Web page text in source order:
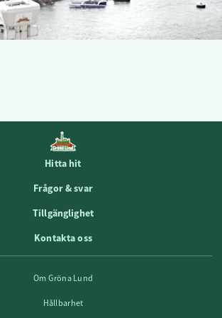
Hitta hit
Frågor & svar
Tillgänglighet
Kontakta oss
Om Gröna Lund
Hållbarhet